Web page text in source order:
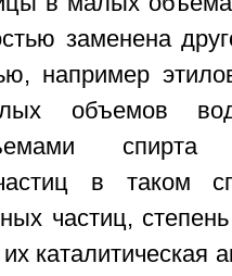
заменена
например
объемов
в таком
частиц,
каталитическая